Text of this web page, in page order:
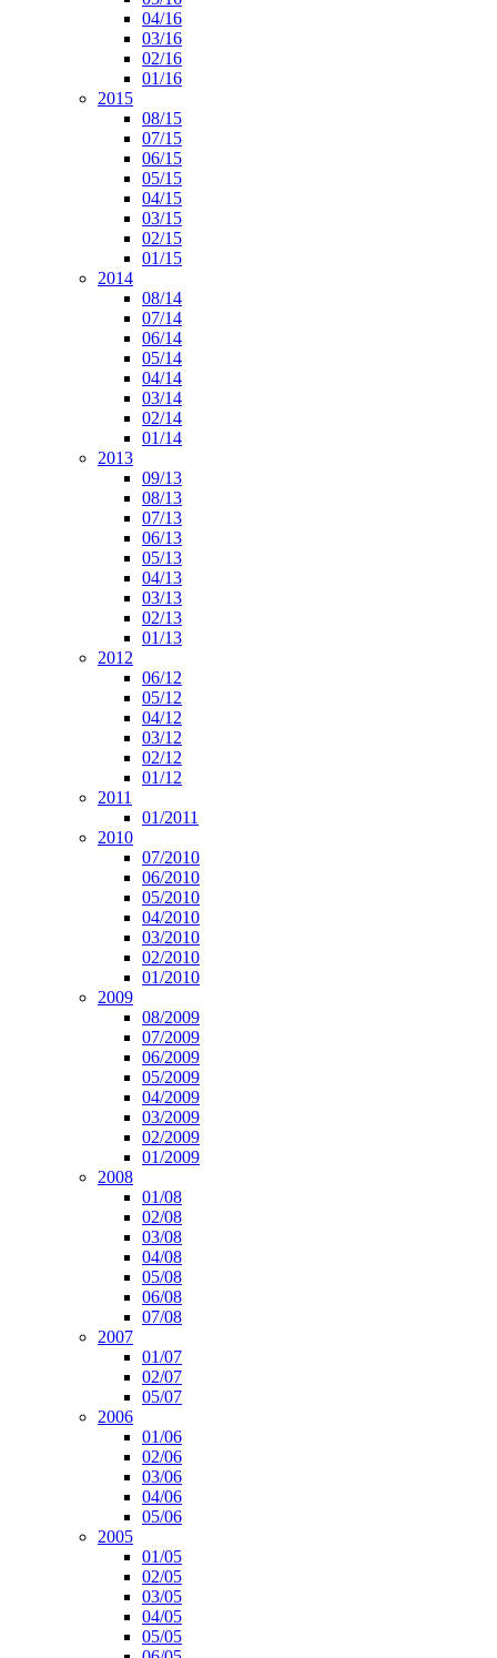
04/16
03/16
02/16
01/16
2015
08/15
07/15
06/15
05/15
04/15
03/15
02/15
01/15
2014
08/14
07/14
06/14
05/14
04/14
03/14
02/14
01/14
2013
09/13
08/13
07/13
06/13
05/13
04/13
03/13
02/13
01/13
2012
06/12
05/12
04/12
03/12
02/12
01/12
2011
01/2011
2010
07/2010
06/2010
05/2010
04/2010
03/2010
02/2010
01/2010
2009
08/2009
07/2009
06/2009
05/2009
04/2009
03/2009
02/2009
01/2009
2008
01/08
02/08
03/08
04/08
05/08
06/08
07/08
2007
01/07
02/07
05/07
2006
01/06
02/06
03/06
04/06
05/06
2005
01/05
02/05
03/05
04/05
05/05